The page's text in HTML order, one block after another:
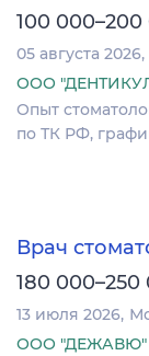
100
05 августа 2026
ООО
Опыт
по ТК РФ,
Врач
180 000–250
13 июля 2026
ООО "ДЕЖАВЮ"